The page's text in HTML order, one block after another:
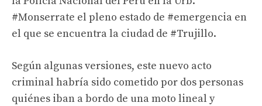
#Monserrate el pleno estado de #emergencia en
el que se encuentra la ciudad de #Trujillo.
Según algunas versiones, este nuevo acto
criminal habría sido cometido por dos personas
quiénes iban a bordo de una moto lineal y